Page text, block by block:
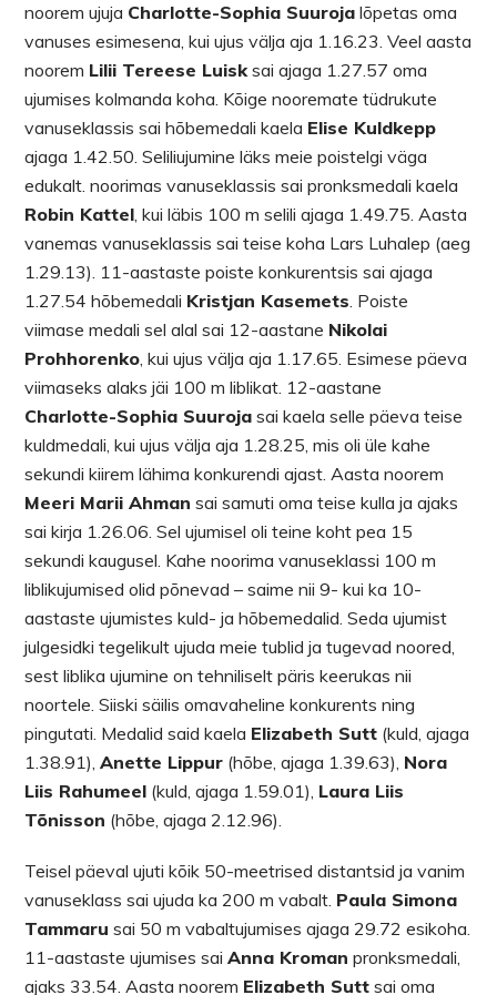
noorem ujuja Charlotte-Sophia Suuroja lõpetas oma
vanuses esimesena, kui ujus välja aja 1.16.23. Veel aasta
noorem Lilii Tereese Luisksai ajaga 1.27.57 oma
ujumises kolmanda koha. Kõige nooremate tüdrukute
vanuseklassis sai hõbemedali kaela Elise Kuldkepp
ajaga 1.42.50. Seliliujumine läks meie poistelgi väga
edukalt. noorimas vanuseklassis sai pronksmedali kaela
Robin Kattel, kui läbis 100 m selili ajaga 1.49.75. Aasta
vanemas vanuseklassis sai teise koha Lars Luhalep (aeg
1.29.13). 11-aastaste poiste konkurentsis sai ajaga
1.27.54 hõbemedali Kristjan Kasemets. Poiste
viimase medali sel alal sai 12-aastane Nikolai
Prohhorenko, kui ujus välja aja 1.17.65. Esimese päeva
viimaseks alaks jäi 100 m liblikat. 12-aastane
Charlotte-Sophia Suuroja sai kaela selle päeva teise
kuldmedali, kui ujus välja aja 1.28.25, mis oli üle kahe
sekundi kiirem lähima konkurendi ajast. Aasta noorem
Meeri Marii Ahman sai samuti oma teise kulla ja ajaks
sai kirja 1.26.06. Sel ujumisel oli teine koht pea 15
sekundi kaugusel. Kahe noorima vanuseklassi 100 m
liblikujumised olid põnevad – saime nii 9- kui ka 10-
aastaste ujumistes kuld- ja hõbemedalid. Seda ujumist
julgesidki tegelikult ujuda meie tublid ja tugevad noored,
sest liblika ujumine on tehniliselt päris keerukas nii
noortele. Siiski säilis omavaheline konkurents ning
pingutati. Medalid said kaela Elizabeth Sutt (kuld, ajaga
1.38.91),Anette Lippur (hõbe, ajaga 1.39.63), Nora
Liis Rahumeel (kuld, ajaga 1.59.01), Laura Liis
Tõnisson (hõbe, ajaga 2.12.96).
Teisel päeval ujuti kõik 50-meetrised distantsid ja vanim
vanuseklass sai ujuda ka 200 m vabalt. Paula Simona
Tammaru sai 50 m vabaltujumises ajaga 29.72 esikoha.
11-aastaste ujumises saiAnna Kroman pronksmedali,
ajaks 33.54. Aasta noorem Elizabeth Sutt sai oma